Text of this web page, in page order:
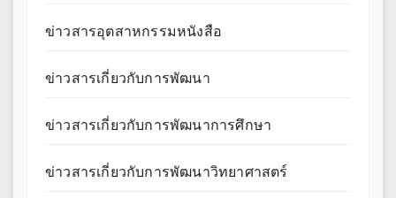
ข่าวสารอุตสาหกรรมหนังสือ
ข่าวสารเกี่ยวกับการพัฒนา
ข่าวสารเกี่ยวกับการพัฒนาการศึกษา
ข่าวสารเกี่ยวกับการพัฒนาวิทยาศาสตร์